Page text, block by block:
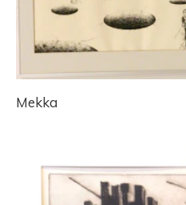
Mekka